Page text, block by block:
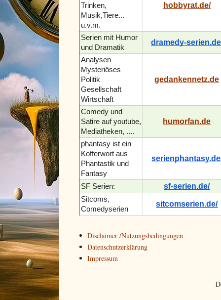
Trinken,
Musik,Tiere...
u.v.m.
hobbyrat.de/
Serien mit Humor
und Dramatik
dramedy-
Analysen
Mysteriöses
Politik
Gesellschaft
Wirtschaft
gedankennetz.de
Comedy und
Satire auf youtube,
Mediatheken, ....
humorfan.de
phantasy ist ein
Kofferwort aus
Phantastik und
Fantasy
SF Serien: sf-serien.de/
Sitcoms,
Comedyserien
sitcomserien.de/
Disclaimer /Nutzungsbedingungen
Datenschutzerklärung
Impressum